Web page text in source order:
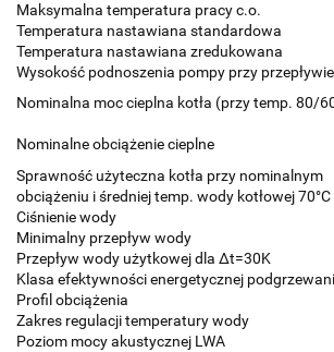
Maksymalna temperatura pracy c.o.
Temperatura nastawiana standardowa
Temperatura nastawiana zredukowana
Wysokość podnoszenia pompy przy
Nominalna moc cieplna kotła (przy temp. 80/
Nominalne obciążenie cieplne
Sprawność użyteczna kotła przy nominalnym
obciążeniu i średniej temp. wody kotłowej 70°C
Ciśnienie wody
Minimalny przepływ wody
Przepływ wody użytkowej dla Δt=30K
Klasa efektywności energetycznej
Profil obciążenia
Zakres regulacji temperatury wody
Poziom mocy akustycznej LWA